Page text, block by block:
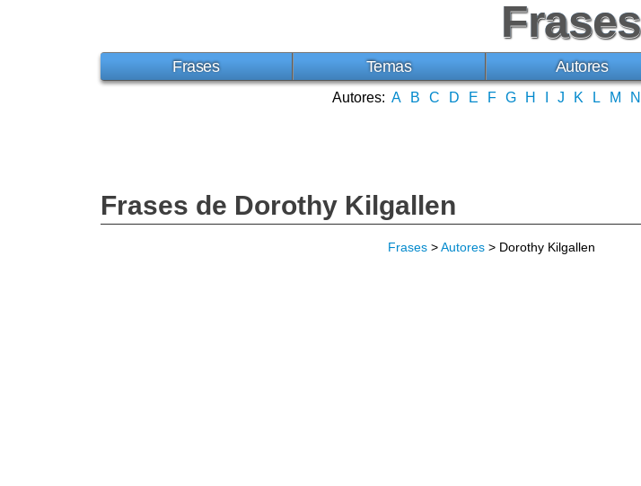
Frases
Frases Temas Autores
Autores: A B C D E F G H J K L M N
Frases de Dorothy Kilgallen
Frases >Autores > Dorothy Kilgallen